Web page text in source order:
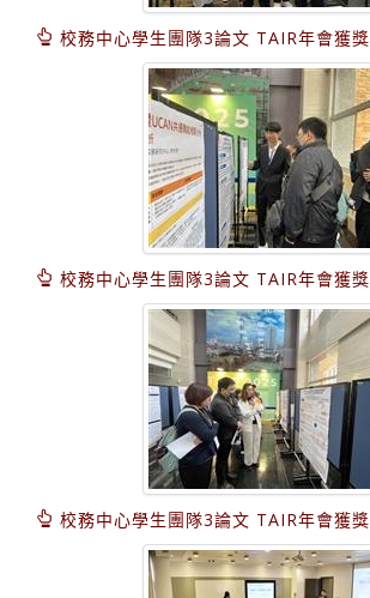
校務中心學生團隊3論文 TAIR年會獲獎
校務中心學生團隊3論文 TAIR年會獲獎
校務中心學生團隊3論文 TAIR年會獲獎